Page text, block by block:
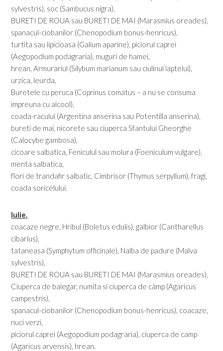
sylvestris), soc (Sambucus nigra),
BURETI DE ROUA sau BURETI DE MAI (Marasmius oreades),
spanacul-ciobanilor (Chenopodium bonus-henricus),
turtita sau lipicioasa (Galium aparine), piciorul caprei
(Aegopodium podagraria), muguri de hamei,
hrean, Armurariul (Silybum marianum sau ciulinul laptelui),
urzica, leurda,
Buretele cu peruca (Coprinus comatus – a nu se consuma
impreuna cu alcool),
coada-racului (Argentina anserina sau Potentilla anserina),
bureti de mai, nicorete sau ciuperca Sfantului Gheorghe
(Calocybe gambosa),
cicoare salbatica, Feniculul sau molura (Foeniculum vulgare),
menta salbatica,
flori de trandafir salbatic, Cimbrisor (Thymus serpyllum), fragi,
coada soricelului.
Iulie.
coacaze negre, Hribul (Boletus edulis), galbior (Cantharellus
cibarius),
tataneasa (Symphytum officinale), Nalba de padure (Malva
sylvestris),
BURETI DE ROUA sau BURETI DE MAI (Marasmius oreades),
Ciuperca de balegar, numita si ciuperca de câmp (Agaricus
campestris),
spanacul-ciobanilor (Chenopodium bonus-henricus), coacaze,
nuci verzi,
piciorul caprei (Aegopodium podagraria), ciuperca de camp
(Agaricus arvensis), hrean,